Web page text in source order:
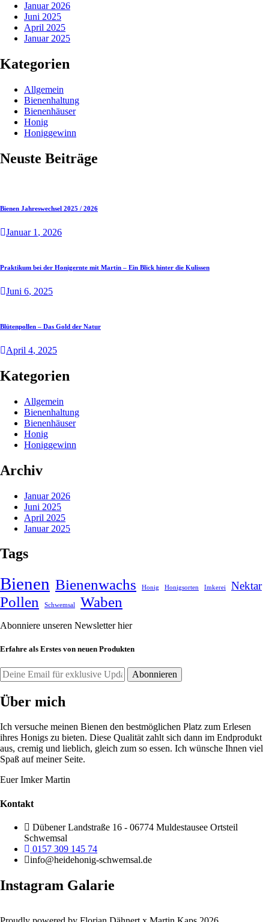
Januar 2026
Juni 2025
April 2025
Januar 2025
Kategorien
Allgemein
Bienenhaltung
Bienenhäuser
Honig
Honiggewinn
Neuste Beiträge
Bienen Jahreswechsel 2025 / 2026
Januar 1 , 2026
Praktikum bei der Honigernte mit Martin – Ein Blick hinter die Kulissen
Juni 6, 2025
Blütenpollen – Das Gold der Natur
April 4, 2025
Kategorien
Allgemein
Bienenhaltung
Bienenhäuser
Honig
Honiggewinn
Archiv
Januar 2026
Juni 2025
April 2025
Januar 2025
Tags
Bienen Bienenwachs Honig Honigsorten Imkerei Nektar
Pollen Schwemsal Waben
Abonniere unseren Newsletter hier
Erfahre als Erstes von neuen Produkten
Über mich
Ich versuche meinen Bienen den bestmöglichen Platz zum Erlesen
ihres Honigs zu bieten. Diese Qualität zahlt sich dann im Endprodukt
aus, cremig und lieblich, gleich zum so essen. Ich wünsche Ihnen viel
Spaß auf meiner Seite.
Euer Imker Martin
Kontakt
Dübener Landstraße 16 - 06774 Muldestausee Ortsteil
Schwemsal
0157 309 145 74
info@heidehonig-schwemsal.de
Instagram Galarie